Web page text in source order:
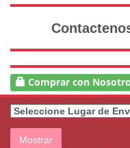
Comprar con
Mostrar